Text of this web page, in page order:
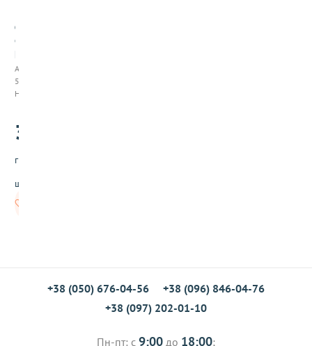
Ф
о
м
а
т
ь
п
н
л
я
Арт:
520019
Нет в наличии
3
грн/
шт
+38 (050) 676-04-56
+38 (096) 846-04-76
+38 (097) 202-01-10
Пн-пт: с 9:00 до 18:00;